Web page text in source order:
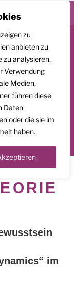
zu
anbieten zu
zu analysieren.
Verwendung
Medien,
führen diese
Daten
oder die sie im
haben.
im